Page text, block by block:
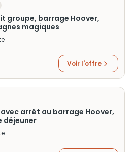
groupe, barrage Hoover,
magiques
Voir l'offre
arrêt au barrage Hoover,
déjeuner